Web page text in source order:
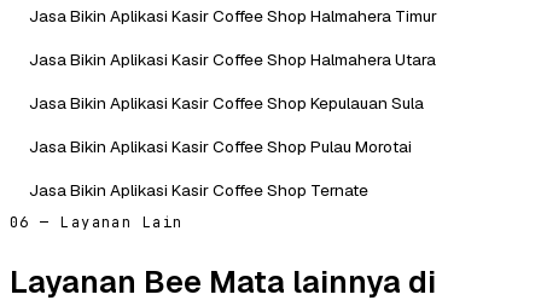
Jasa Bikin Aplikasi Kasir Coffee Shop Halmahera Timur
Jasa Bikin Aplikasi Kasir Coffee Shop Halmahera Utara
Jasa Bikin Aplikasi Kasir Coffee Shop Kepulauan Sula
Jasa Bikin Aplikasi Kasir Coffee Shop Pulau Morotai
Jasa Bikin Aplikasi Kasir Coffee Shop Ternate
06 — Layanan Lain
Layanan Bee Mata lainnya di